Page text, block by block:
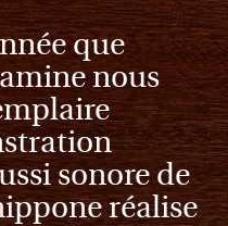
que
nous
sonore de
réalise